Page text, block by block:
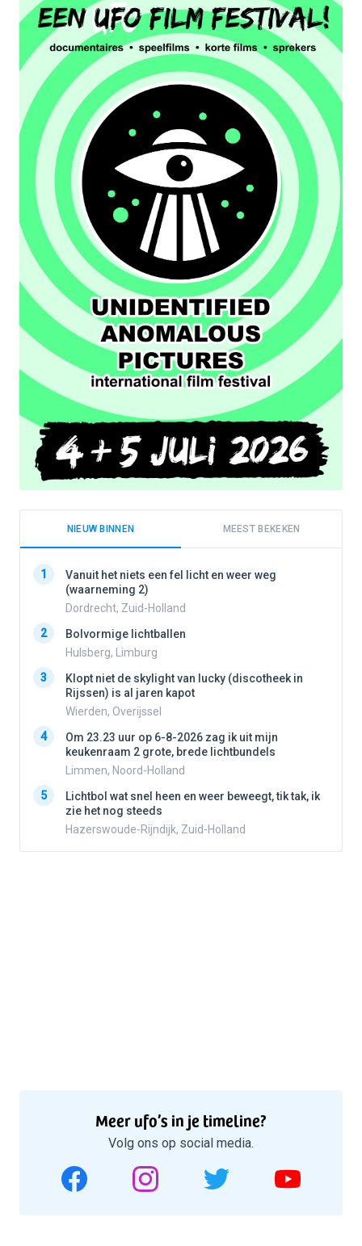
NIEUW BINNEN MEEST BEKEKEN
1
Vanuit het niets een fel licht en weer weg
(waarneming 2)
Dordrecht, Zuid-Holland
2
Bolvormige lichtballen
Hulsberg, Limburg
3
Klopt niet de skylight van lucky (discotheek in
Rijssen) is al jaren kapot
Wierden, Overijssel
4
Om 23.23 uur op 6-8-2026 zag ik uit mijn
keukenraam 2 grote, brede lichtbundels
Limmen, Noord-Holland
5
Lichtbol wat snel heen en weer beweegt, tik tak, ik
zie het nog steeds
Hazerswoude-Rijndijk, Zuid-Holland
Meer ufo’s in je timeline?
Volg ons op social media.